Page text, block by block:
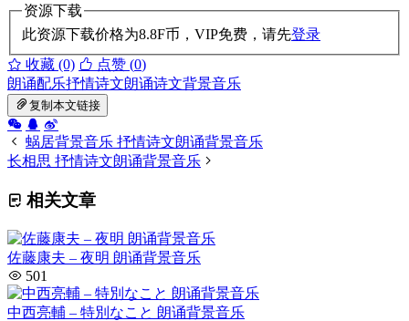
资源下载
此资源下载价格为8.8F币，VIP免费，请先登录
收藏 (0)
点赞 (0)
朗诵配乐抒情诗文朗诵诗文背景音乐
复制本文链接
蜗居背景音乐 抒情诗文朗诵背景音乐
长相思 抒情诗文朗诵背景音乐
相关文章
佐藤康夫 – 夜明 朗诵背景音乐
501
中西亮輔 – 特別なこと 朗诵背景音乐